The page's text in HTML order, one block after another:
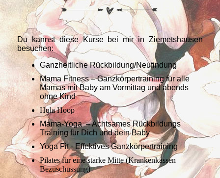
Du kannst diese Kurse bei mir in Ziemetshausen
besuchen:
Ganzheitliche Rückbildung/Neufindung
Mama Fitness – Ganzkörpertraining für alle
Mamas mit Baby am Vormittag und abends
ohne Kind
Hula Hoop
Mama-Yoga – Achtsames Rückbildungs
Training für Dich und dein Baby
Yoga Fit - Effektives Ganzkörpertraining
Pilates für eine starke Mitte (Krankenkassen
Bezuschussung)